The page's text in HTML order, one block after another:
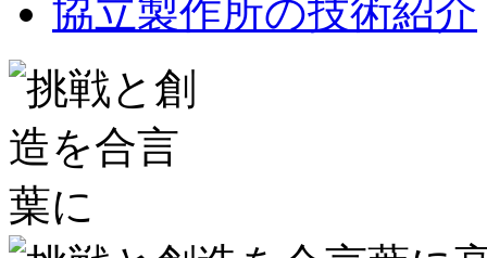
協立製作所の技術紹介